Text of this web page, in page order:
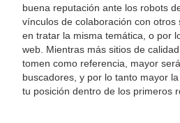
buena reputación ante los robots
vínculos de colaboración con
en tratar la misma temática, o por
web. Mientras más sitios de
tomen como referencia, mayor
buscadores, y por lo tanto mayor
tu posición dentro de los primeros